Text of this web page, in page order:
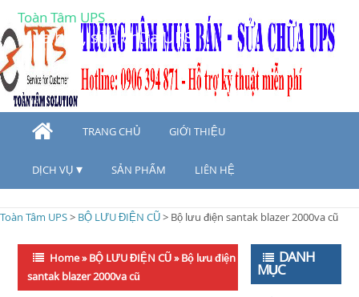
Toàn Tâm UPS
Mua bán, sửa chữa UPS
TRANG CHỦ GIỚI THIỆU
DỊCH VỤ SẢN PHẨM LIÊN HỆ
Toàn Tâm UPS> BỘ LƯU ĐIỆN CŨ> Bộ lưu điện santak blazer 2000va cũ
Home»BỘ LƯU ĐIỆN CŨ»Bộ lưu điện
santak blazer 2000va cũ
DANH
MỤC